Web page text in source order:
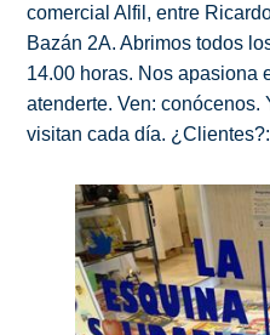
comercial Alfil, entre
Bazán 2A. Abrimos todos
14.00 horas. Nos apasiona
atenderte. Ven: conócenos.
visitan cada día.